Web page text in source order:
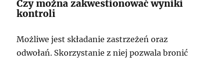
Czy można zakwestionować wyniki
kontroli
Możliwe jest składanie zastrzeżeń oraz
odwołań. Skorzystanie z niej pozwala bronić